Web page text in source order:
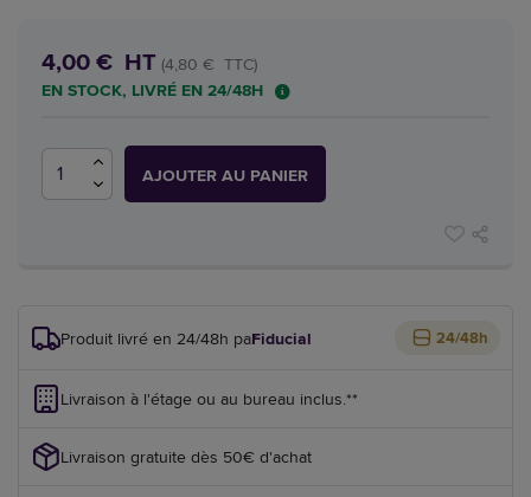
4,00 € HT (4,80 € TTC)
EN STOCK, LIVRÉ EN 24/48H
AJOUTER AU PANIER
Produit livré en 24/48h parFiducial 24/48h
Livraison à l'étage ou au bureau inclus.**
Livraison gratuite dès 50€ d'achat